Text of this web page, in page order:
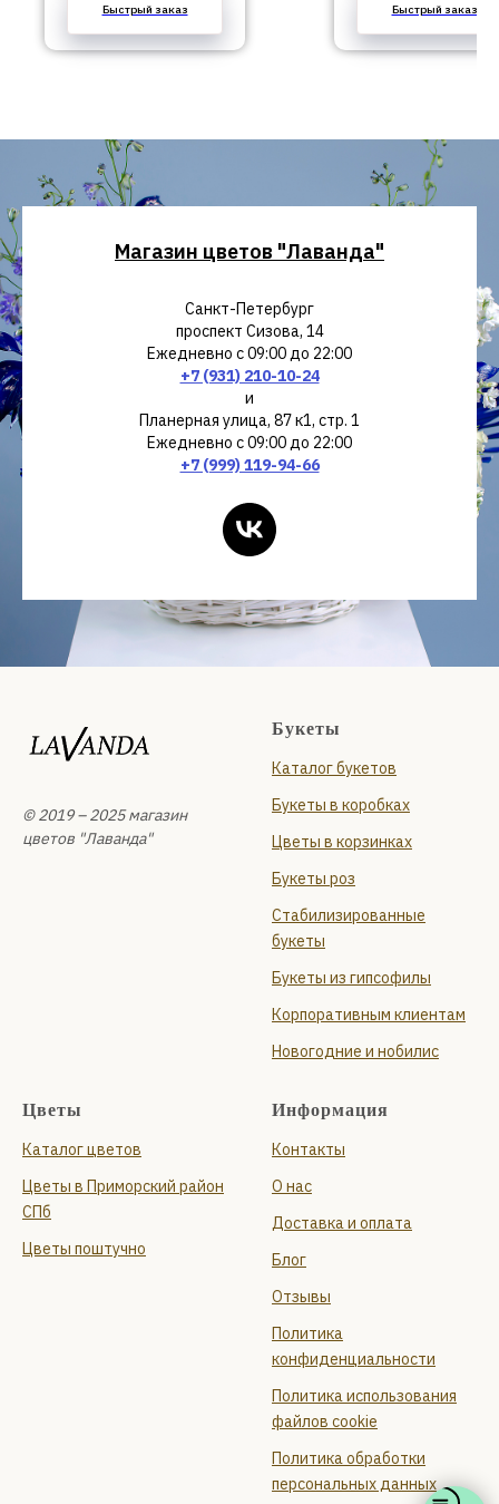
Быстрый заказ Быстрый заказ
Магазин цветов "Лаванда"
Санкт-Петербург
проспект Сизова, 14
Ежедневно с 09:00 до 22:00
+7 (931) 210-10-24
и
Планерная улица, 87 к1, стр. 1
Ежедневно с 09:00 до 22:00
+7 (999) 119-94-66
© 2019 – 2025 магазин
цветов "Лаванда"
Букеты
Каталог букетов
Букеты в коробках
Цветы в корзинках
Букеты роз
Стабилизированные
букеты
Букеты из гипсофилы
Корпоративным клиентам
Новогодние и нобилис
Цветы
Каталог цветов
Цветы в Приморский район
СПб
Цветы поштучно
Информация
Контакты
О нас
Доставка и оплата
Блог
Отзывы
Политика
конфиденциальности
Политика использования
файлов cookie
Политика обработки
персональных данных